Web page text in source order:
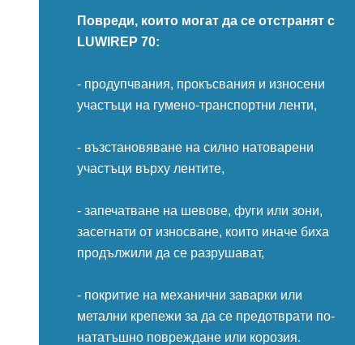
Повреди, които могат да се отстранят с
LUWIREP 70:
- продупчвания, прокъсвания и износени
участъци на гумено-транспортни ленти,
- възстановяване на силно натоварени
участъци върху лентите,
- запечатване на шевове, фуги или зони,
засегнати от износване, които иначе биха
продължили да се разрушават,
- покритие на механични заварки или
метални крепежи за да се предотврати по-
нататъшно повреждане или корозия.